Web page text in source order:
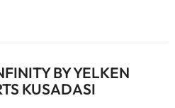
stehen Ihnen ebenfalls
und komfortablen Zimmer
und Balkon oder
einen Swimmingpool mit
und einer Bar,
BY YELKEN
KUSADASI